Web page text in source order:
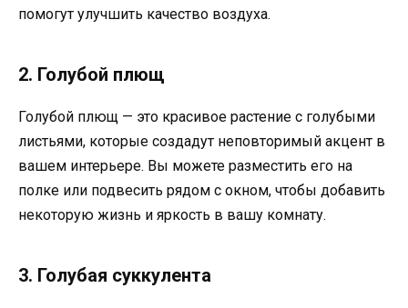
помогут улучшить качество воздуха.
2. Голубой плющ
Голубой плющ — это красивое растение с голубыми
листьями, которые создадут неповторимый акцент в
вашем интерьере. Вы можете разместить его на
полке или подвесить рядом с окном, чтобы добавить
некоторую жизнь и яркость в вашу комнату.
3. Голубая суккулента